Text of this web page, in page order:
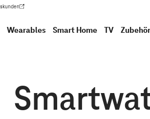
neuen Tab geöffnet)
Wearables Smart Home TV Zubehör